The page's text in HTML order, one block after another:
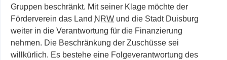
Gruppen beschränkt. Mit seiner Klage möchte der
Förderverein das Land NRW und die Stadt Duisburg
weiter in die Verantwortung für die Finanzierung
nehmen. Die Beschränkung der Zuschüsse sei
willkürlich. Es bestehe eine Folgeverantwortung des